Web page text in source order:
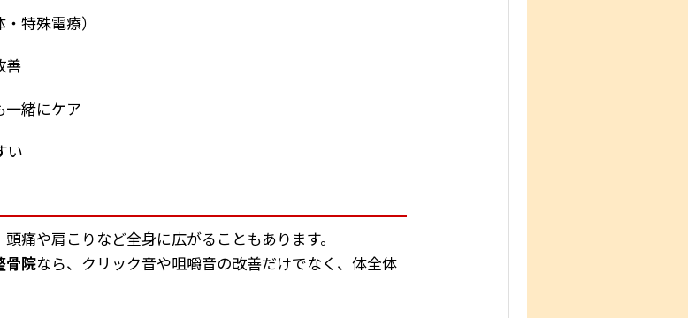
特殊電療）
善
一緒にケア
い
痛や肩こりなど全身に広がることもあります。
骨院なら、クリック音や咀嚼音の改善だけでなく、体全体